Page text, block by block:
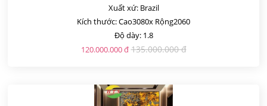
Xuất xứ: Brazil
Kích thước: Cao3080x Rộng2060
Độ dày: 1.8
120.000.000 đ 135.000.000 đ